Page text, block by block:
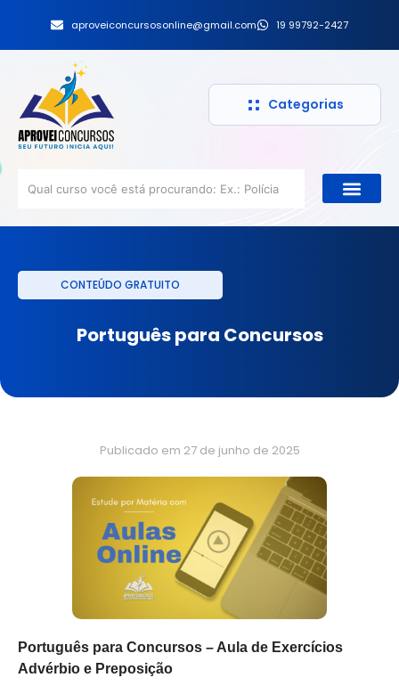
aproveiconcursosonline@gmail.com 19 99792-2427
Categorias
CONTEÚDO GRATUITO
Português para Concursos
Publicado em 27 de junho de 2025
Português para Concursos – Aula de Exercícios
Advérbio e Preposição